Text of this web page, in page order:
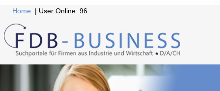
Home | User Online: 96